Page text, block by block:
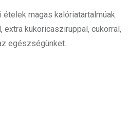
magas kalóriatartalmúak
kukoricasziruppal, cukorral,
egészségünket.